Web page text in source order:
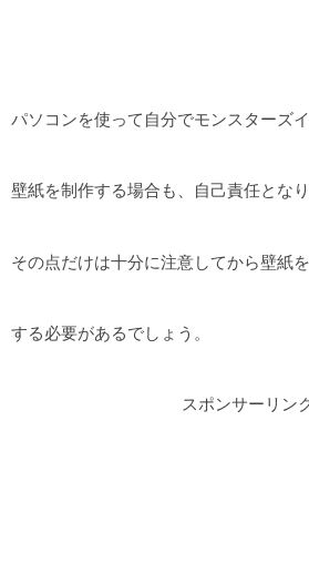
パソコンを使って自分でモンスターズ
壁紙を制作する場合も、自己責任となり
その点だけは十分に注意してから壁紙
する必要があるでしょう。
スポンサーリン